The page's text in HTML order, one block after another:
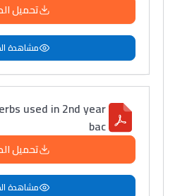
تحميل
مشاهدة
used in 2nd year
bac
تحميل
مشاهدة